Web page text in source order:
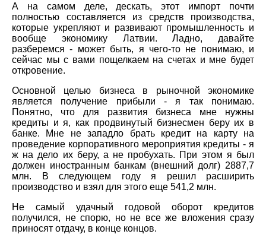
А на самом деле, дескать, этот импорт почти
полностью составляется из средств производства,
которые укрепляют и развивают промышленность и
вообще экономику Латвии. Ладно, давайте
разберемся - может быть, я чего-то не понимаю, и
сейчас мы с вами пощелкаем на счетах и мне будет
откровение.
Основной целью бизнеса в рыночной экономике
является получение прибыли - я так понимаю.
Понятно, что для развития бизнеса мне нужны
кредиты и я, как продвинутый бизнесмен беру их в
банке. Мне не западло брать кредит на карту на
проведение корпоративного мероприятия кредиты - я
ж на дело их беру, а не пробухать. При этом я был
должен иностранным банкам (внешний долг) 2887,7
млн. В следующем году я решил расширить
производство и взял для этого еще 541,2 млн.
Не самый удачный годовой оборот кредитов
получился, не спорю, но не все же вложения сразу
приносят отдачу, в конце концов.